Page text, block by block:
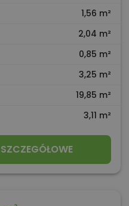
1,56 m²
2,04 m²
0,85 m²
3,25 m²
19,85 m²
3,11 m²